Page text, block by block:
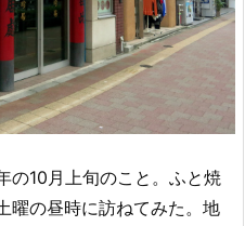
の10月上旬のこと。ふと焼
曜の昼時に訪ねてみた。地